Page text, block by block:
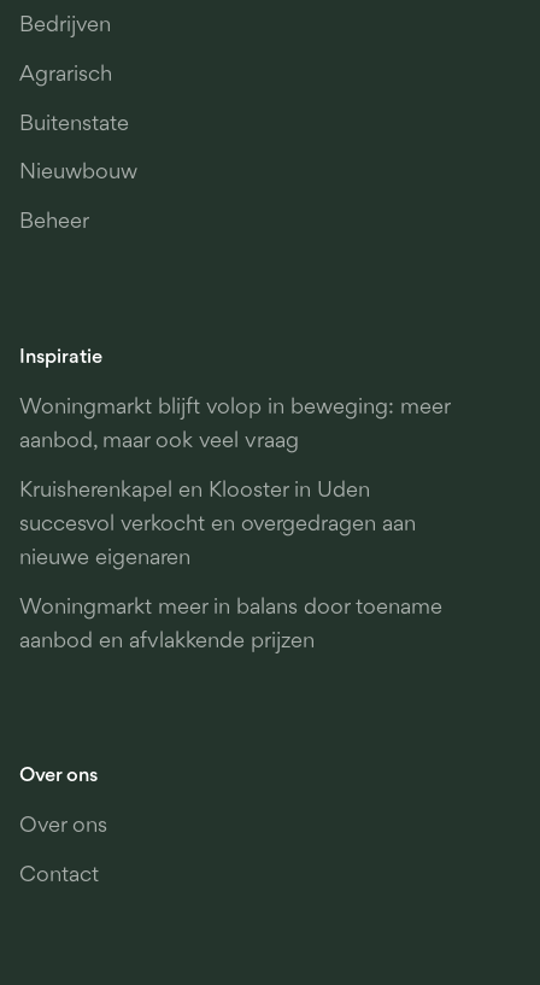
Bedrijven
Agrarisch
Buitenstate
Nieuwbouw
Beheer
Inspiratie
Woningmarkt blijft volop in beweging: meer
aanbod, maar ook veel vraag
Kruisherenkapel en Klooster in Uden
succesvol verkocht en overgedragen aan
nieuwe eigenaren
Woningmarkt meer in balans door toename
aanbod en afvlakkende prijzen
Over ons
Over ons
Contact